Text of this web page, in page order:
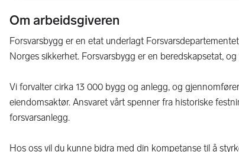
Om arbeidsgiveren
Forsvarsbygg er en etat underlagt
Norges sikkerhet. Forsvarsbygg er en beredskapsetat,
Vi forvalter cirka 13 000 bygg og anlegg, og
eiendomsaktør. Ansvaret vårt spenner fra historiske
forsvarsanlegg.
Hos oss vil du kunne bidra med din kompetanse til å